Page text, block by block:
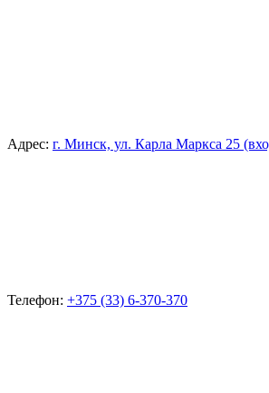
Адрес: г. Минск, ул. Карла Маркса 25
Телефон: +375 (33) 6-370-370